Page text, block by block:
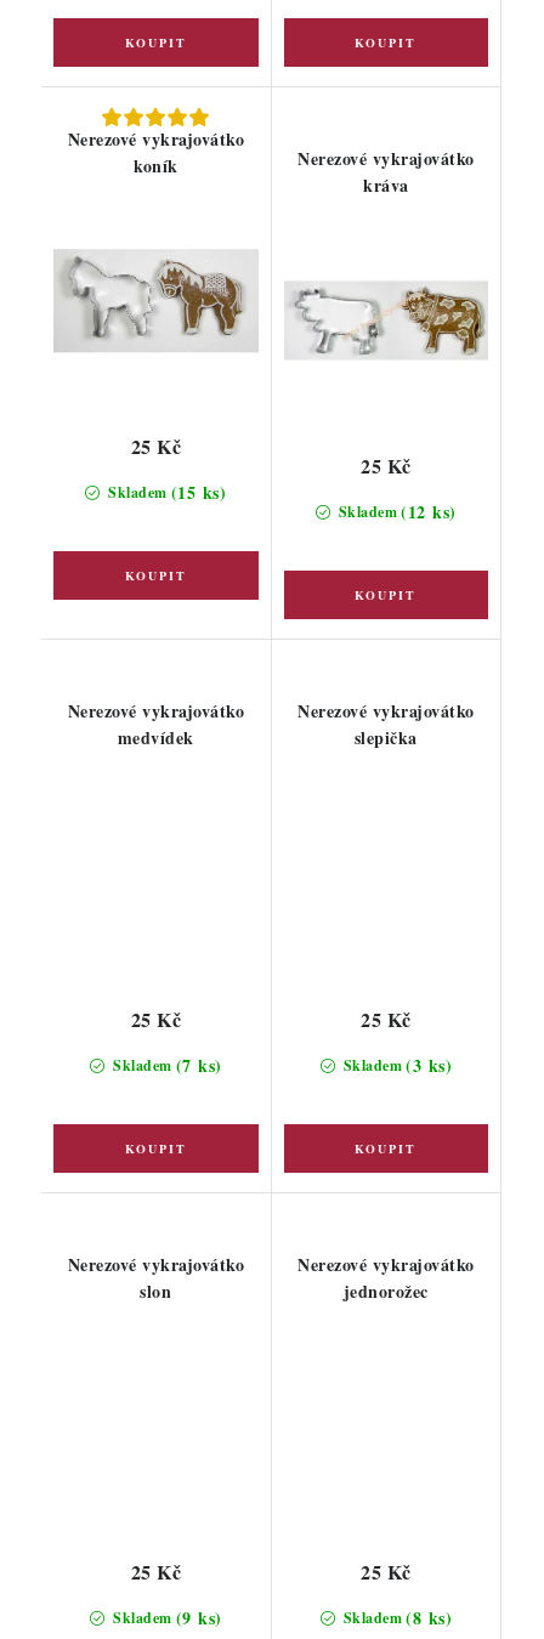
Nerezové vykrajovátko
koník
Skladem (15 ks)
25 Kč
Nerezové vykrajovátko
kráva
Skladem(12 ks)
25 Kč
Nerezové vykrajovátko
medvídek
Skladem (7 ks)
25 Kč
Nerezové vykrajovátko
slepička
Skladem(3 ks)
25 Kč
Nerezové vykrajovátko
slon
Skladem (9 ks)
25 Kč
Nerezové vykrajovátko
jednorožec
Skladem(8 ks)
25 Kč